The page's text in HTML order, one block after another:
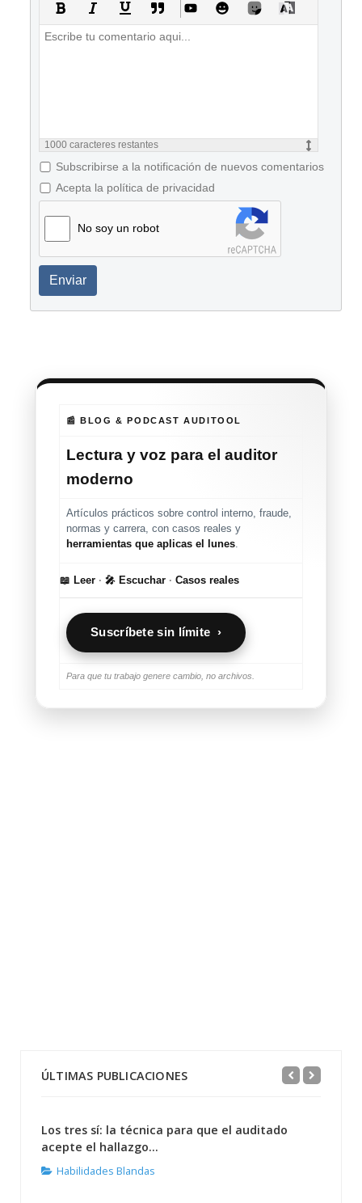
1000 caracteres restantes
Subscribirse a la notificación de nuevos comentarios
Acepta la política de privacidad
No soy un robot
Enviar
📰 BLOG & PODCAST AUDITOOL
Lectura y voz para el auditor
moderno
Artículos prácticos sobre control interno, fraude,
normas y carrera, con casos reales y
herramientas que aplicas el lunes.
📖 Leer · 🎤 Escuchar · Casos reales
Suscríbete sin límite ›
Para que tu trabajo genere cambio, no archivos.
ÚLTIMAS PUBLICACIONES
Los tres sí: la técnica para que el auditado
acepte el hallazgo...
Habilidades Blandas